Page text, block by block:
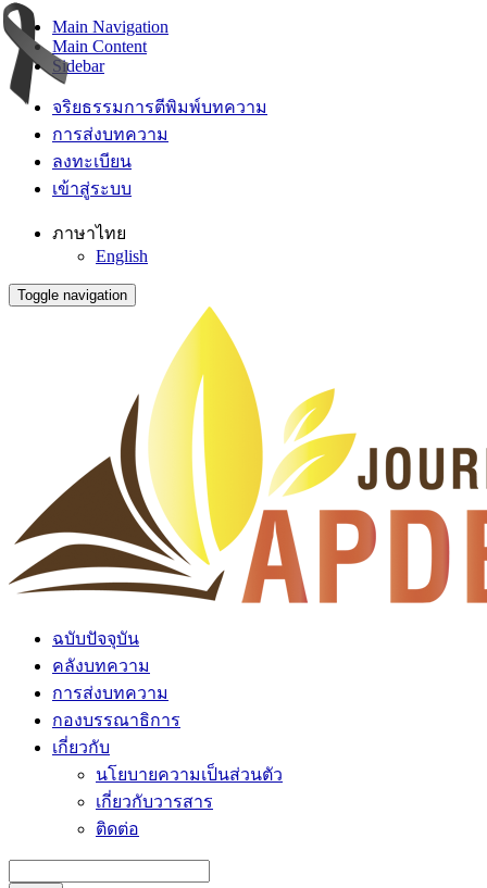
Main Navigation
Main Content
Sidebar
จริยธรรมการตีพิมพ์บทความ
การส่งบทความ
ลงทะเบียน
เข้าสู่ระบบ
ภาษาไทย
English
Toggle navigation
ฉบับปัจจุบัน
คลังบทความ
การส่งบทความ
กองบรรณาธิการ
เกี่ยวกับ
นโยบายความเป็นส่วนตัว
เกี่ยวกับวารสาร
ติดต่อ